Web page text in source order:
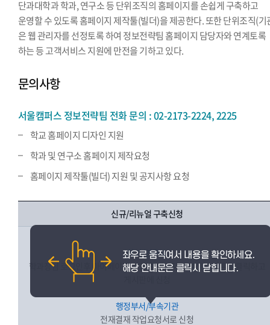
단과대학과 학과, 연구소 등 단위조직의 홈페이지를 손쉽게 구축하고
운영할 수 있도록 홈페이지 제작툴(빌더)을 제공한다. 또한 단위조직(기
은 웹 관리자를 선정토록 하여 정보전략팀 홈페이지 담당자와 연계토록
하는 등 고객서비스 지원에 만전을 기하고 있다.
문의사항
서울캠퍼스 정보전략팀 전화 문의 : 02-2173-2224, 2225
학교 홈페이지 디자인 지원
학과 및 연구소 홈페이지 제작요청
홈페이지 제작툴(빌더) 지원 및 공지사항 요청
신규/리뉴얼 구축신청
학과/연구소
학과장님 로그인후 마이페이지 하단 홈페이지 개설신청 버튼을 클릭하고
행정부서/부속기관
전재결재 작업요청서로 신청